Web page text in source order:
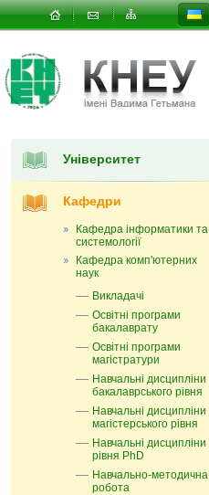
Університет
Кафедри
Кафедра інформатики та
системології
Кафедра комп'ютерних
наук
Викладачі
Освітні програми
бакалаврату
Освітні програми
магістратури
Навчальні дисципліни
бакалаврського рівня
Навчальні дисципліни
магістерського рівня
Навчальні дисципліни
рівня PhD
Навчально-методична
робота